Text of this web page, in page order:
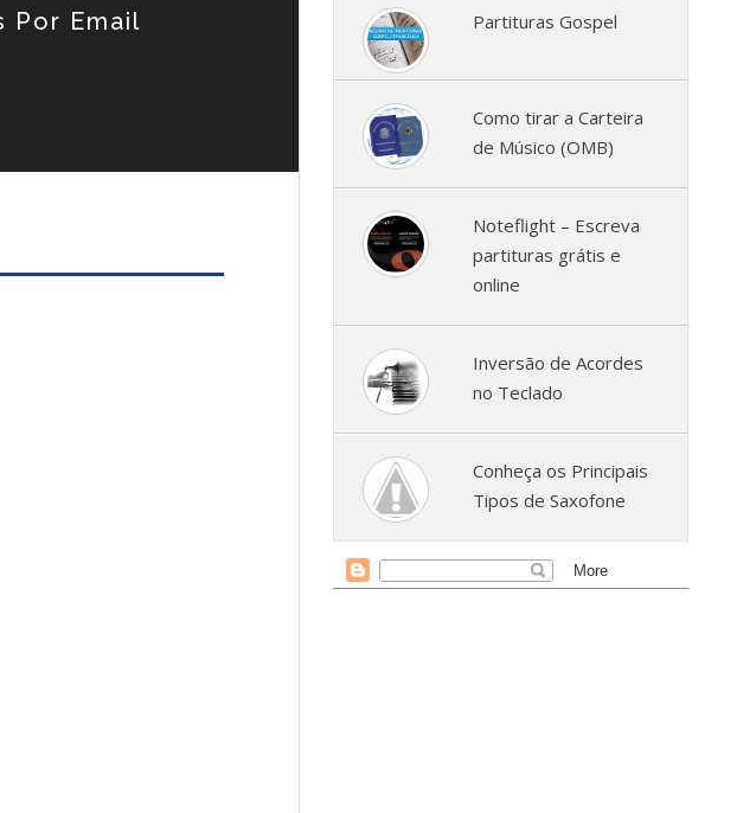
Por Email Partituras Gospel
Como tirar a Carteira
de Músico (OMB)
Noteflight – Escreva
partituras grátis e
online
Inversão de Acordes
no Teclado
Conheça os Principais
Tipos de Saxofone